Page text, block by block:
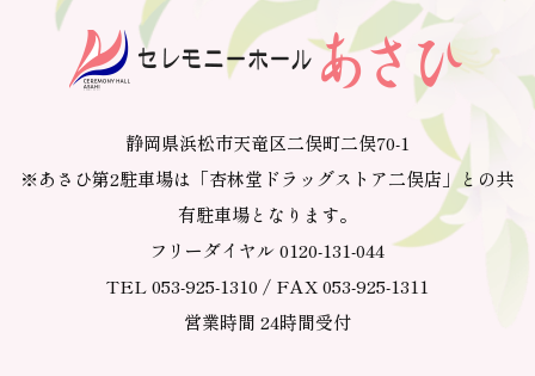
静岡県浜松市天竜区二俣町二俣70-1
※あさひ第2駐車場は「杏林堂ドラッグストア二俣店」との共
有駐車場となります。
フリーダイヤル 0120-131-044
TEL 053-925-1310 / FAX 053-925-1311
営業時間 24時間受付